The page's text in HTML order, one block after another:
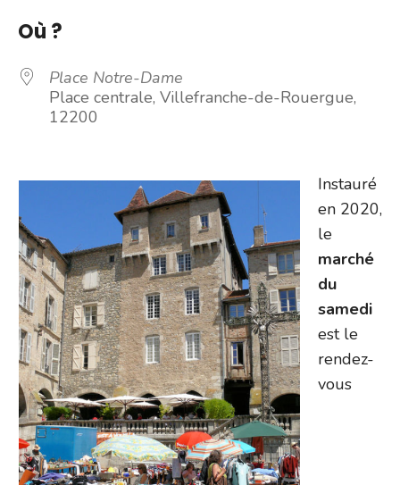
Où ?
Place Notre-Dame
Place centrale, Villefranche-de-Rouergue,
12200
Instauré
en 2020,
le
marché
du
samedi
est le
rendez-
vous